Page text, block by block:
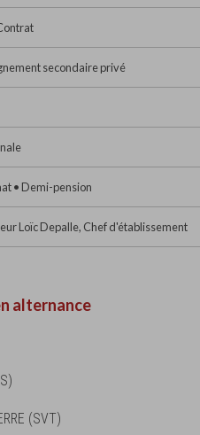
secondaire privé
• Demi-pension
Loïc Depalle, Chef d'établissement
alternance
(SVT)